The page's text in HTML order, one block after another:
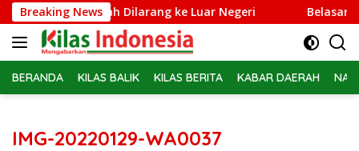
Langsung
ke
konten
Breaking News
Adriansyah Dilarang ke Luar Negeri Belasan
BERANDA KILAS BALIK KILAS BERITA KABAR DAERAH
IMG-20220129-WA0037